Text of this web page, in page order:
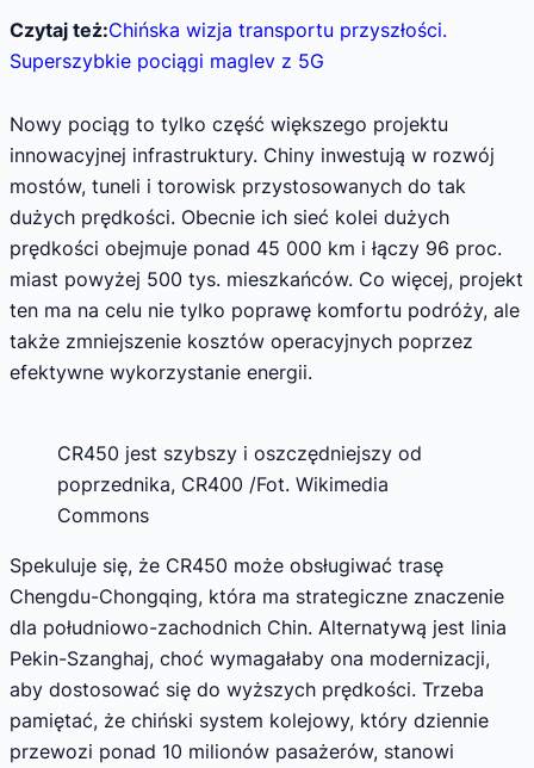
Czytaj też:Chińska wizja transportu przyszłości.
Superszybkie pociągi maglev z 5G
Nowy pociąg to tylko część większego projektu
innowacyjnej infrastruktury. Chiny inwestują w rozwój
mostów, tuneli i torowisk przystosowanych do tak
dużych prędkości. Obecnie ich sieć kolei dużych
prędkości obejmuje ponad 45 000 km i łączy 96 proc.
miast powyżej 500 tys. mieszkańców. Co więcej, projekt
ten ma na celu nie tylko poprawę komfortu podróży, ale
także zmniejszenie kosztów operacyjnych poprzez
efektywne wykorzystanie energii.
CR450 jest szybszy i oszczędniejszy od
poprzednika, CR400 /Fot. Wikimedia
Commons
Spekuluje się, że CR450 może obsługiwać trasę
Chengdu-Chongqing, która ma strategiczne znaczenie
dla południowo-zachodnich Chin. Alternatywą jest linia
Pekin-Szanghaj, choć wymagałaby ona modernizacji,
aby dostosować się do wyższych prędkości. Trzeba
pamiętać, że chiński system kolejowy, który dziennie
przewozi ponad 10 milionów pasażerów, stanowi